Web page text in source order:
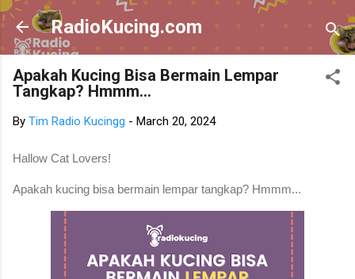
Skip to main content
RadioKucing.com
Apakah Kucing Bisa Bermain Lempar
Tangkap? Hmmm...
By Tim Radio Kucingg - March 20, 2024
Hallow Cat Lovers!
Apakah kucing bisa bermain lempar tangkap? Hmmm...